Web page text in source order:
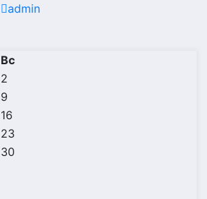
admin
Вс
2
9
16
23
30